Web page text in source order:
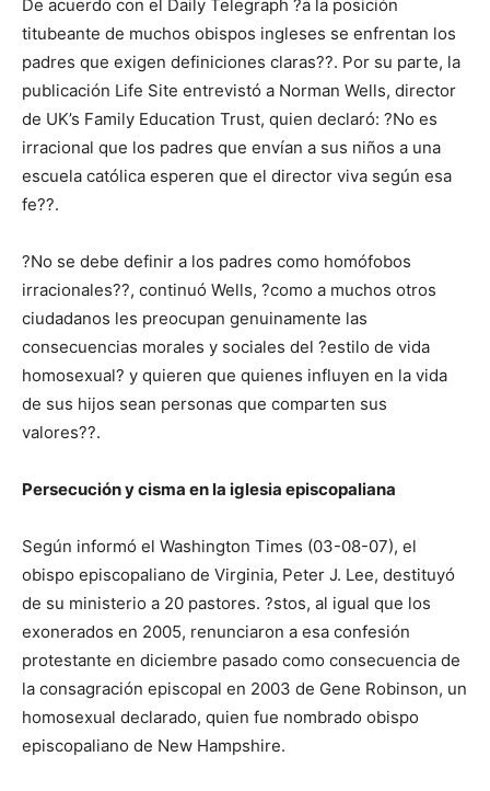
De acuerdo con el Daily Telegraph ?a la posición
titubeante de muchos obispos ingleses se enfrentan los
padres que exigen definiciones claras??. Por su parte, la
publicación Life Site entrevistó a Norman Wells, director
de UK’s Family Education Trust, quien declaró: ?No es
irracional que los padres que envían a sus niños a una
escuela católica esperen que el director viva según esa
fe??.
?No se debe definir a los padres como homófobos
irracionales??, continuó Wells, ?como a muchos otros
ciudadanos les preocupan genuinamente las
consecuencias morales y sociales del ?estilo de vida
homosexual? y quieren que quienes influyen en la vida
de sus hijos sean personas que comparten sus
valores??.
Persecución y cisma en la iglesia episcopaliana
Según informó el Washington Times (03-08-07), el
obispo episcopaliano de Virginia, Peter J. Lee, destituyó
de su ministerio a 20 pastores. ?stos, al igual que los
exonerados en 2005, renunciaron a esa confesión
protestante en diciembre pasado como consecuencia de
la consagración episcopal en 2003 de Gene Robinson, un
homosexual declarado, quien fue nombrado obispo
episcopaliano de New Hampshire.